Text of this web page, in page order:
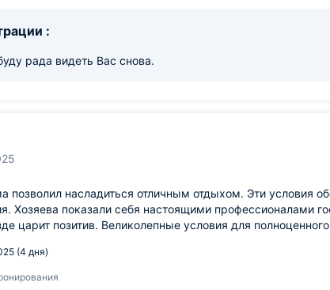
:
рада видеть Вас снова.
позволил насладиться отличным отдыхом. Эти условия
Хозяева показали себя настоящими профессионалами
царит позитив. Великолепные условия для
(4 дня)